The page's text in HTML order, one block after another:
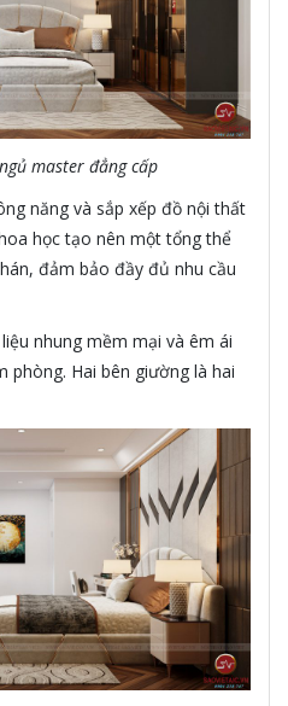
master đẳng cấp
năng và sắp xếp đồ nội thất
học tạo nên một tổng thể
đảm bảo đầy đủ nhu cầu
nhung mềm mại và êm ái
Hai bên giường là hai